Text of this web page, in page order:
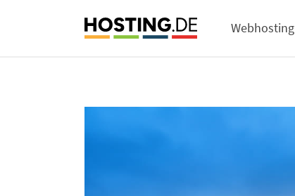
Webhosting